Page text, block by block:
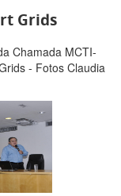
Grids
Chamada MCTI-
- Fotos Claudia